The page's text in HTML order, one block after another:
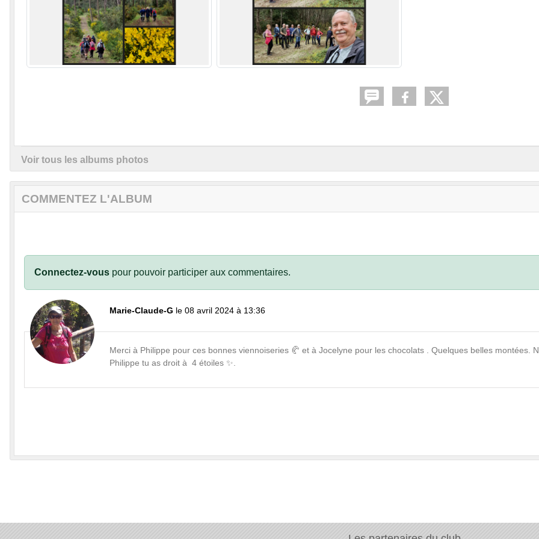
Voir tous les albums photos
COMMENTEZ L'ALBUM
Connectez-vous pour pouvoir participer aux commentaires.
Marie-Claude-G le 08 avril 2024 à 13:36
Merci à Philippe pour ces bonnes viennoiseries 🥐 et à Jocelyne pour les chocolats . Quelques belles montées.
Philippe tu as droit à 4 étoiles ✨.